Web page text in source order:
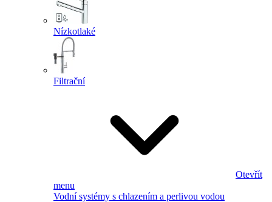
Nízkotlaké
Filtrační
Otevřít
menu
Vodní systémy s chlazením a perlivou vodou